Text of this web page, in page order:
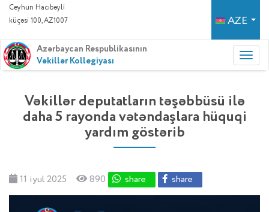
Ceyhun Hacıbəyli
küçəsi 100, AZ1007
AZE
Azərbaycan Respublikasının
Vəkillər Kollegiyası
Vəkillər deputatların təşəbbüsü ilə
daha 5 rayonda vətəndaşlara hüquqi
yardım göstərib
11 iyul 2025 890 share share